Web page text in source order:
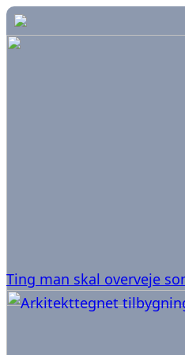
Ting man skal overveje